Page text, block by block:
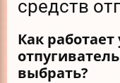
средств
Как
выбрать?